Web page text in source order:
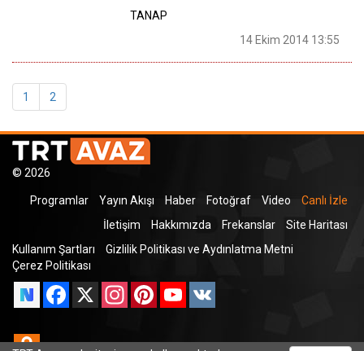
TANAP
14 Ekim 2014 13:55
1 2
© 2026
Programlar Yayın Akışı Haber Fotoğraf Video
Canlı İzle
İletişim
Hakkımızda Frekanslar
Site Haritası
Kullanım Şartları
Gizlilik Politikası ve Aydınlatma Metni
Çerez Politikası
Facebook
X InstagramPinterestYouTube
Odnoklassniki